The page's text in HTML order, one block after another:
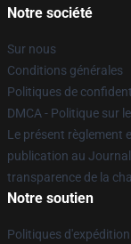
Notre société
Sur nous
Conditions générales
Politiques de
DMCA - Politique sur
Le présent règlement
publication au
transparence de la
Notre soutien
Politiques